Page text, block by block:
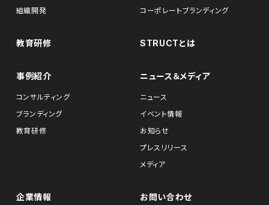
組織開発
コーポレートブランディング
教育研修 STRUCTとは
事例紹介
コンサルティング
ブランディング
教育研修
ニュース＆メディア
ニュース
イベント情報
お知らせ
プレスリリース
メディア
企業情報 お問い合わせ